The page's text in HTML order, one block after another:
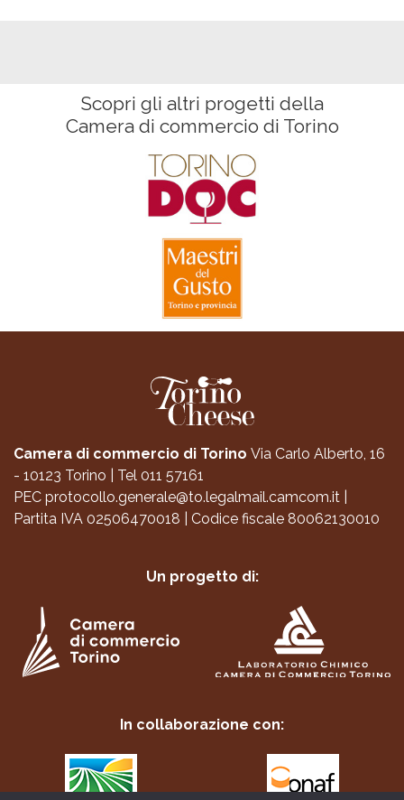
Scopri gli altri progetti della
Camera di commercio di Torino
Camera di commercio di Torino Via Carlo Alberto, 16
- 10123 Torino
Tel 011 57161
PEC protocollo.generale@to.legalmail.camcom.it
Partita IVA 02506470018
Codice fiscale 80062130010
Un progetto di:
In collaborazione con: